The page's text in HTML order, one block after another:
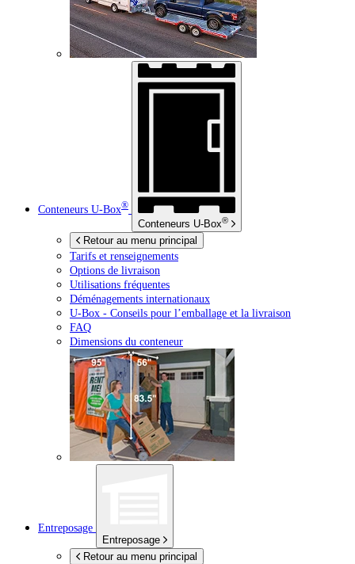
Conteneurs U-Box®
Conteneurs U-Box®
Retour au menu principal
Tarifs et renseignements
Options de livraison
Utilisations fréquentes
Déménagements internationaux
U-Box - Conseils pour l’emballage et la livraison
FAQ
Dimensions du conteneur
Entreposage
Entreposage
Retour au menu principal